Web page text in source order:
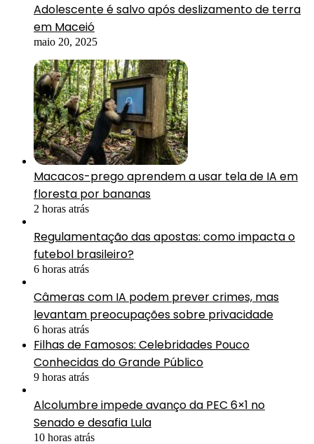
Adolescente é salvo após deslizamento de terra
em Maceió
maio 20, 2025
Macacos-prego aprendem a usar tela de IA em
floresta por bananas
2 horas atrás
Regulamentação das apostas: como impacta o
futebol brasileiro?
6 horas atrás
Câmeras com IA podem prever crimes, mas
levantam preocupações sobre privacidade
6 horas atrás
Filhas de Famosos: Celebridades Pouco
Conhecidas do Grande Público
9 horas atrás
Alcolumbre impede avanço da PEC 6×1 no
Senado e desafia Lula
10 horas atrás